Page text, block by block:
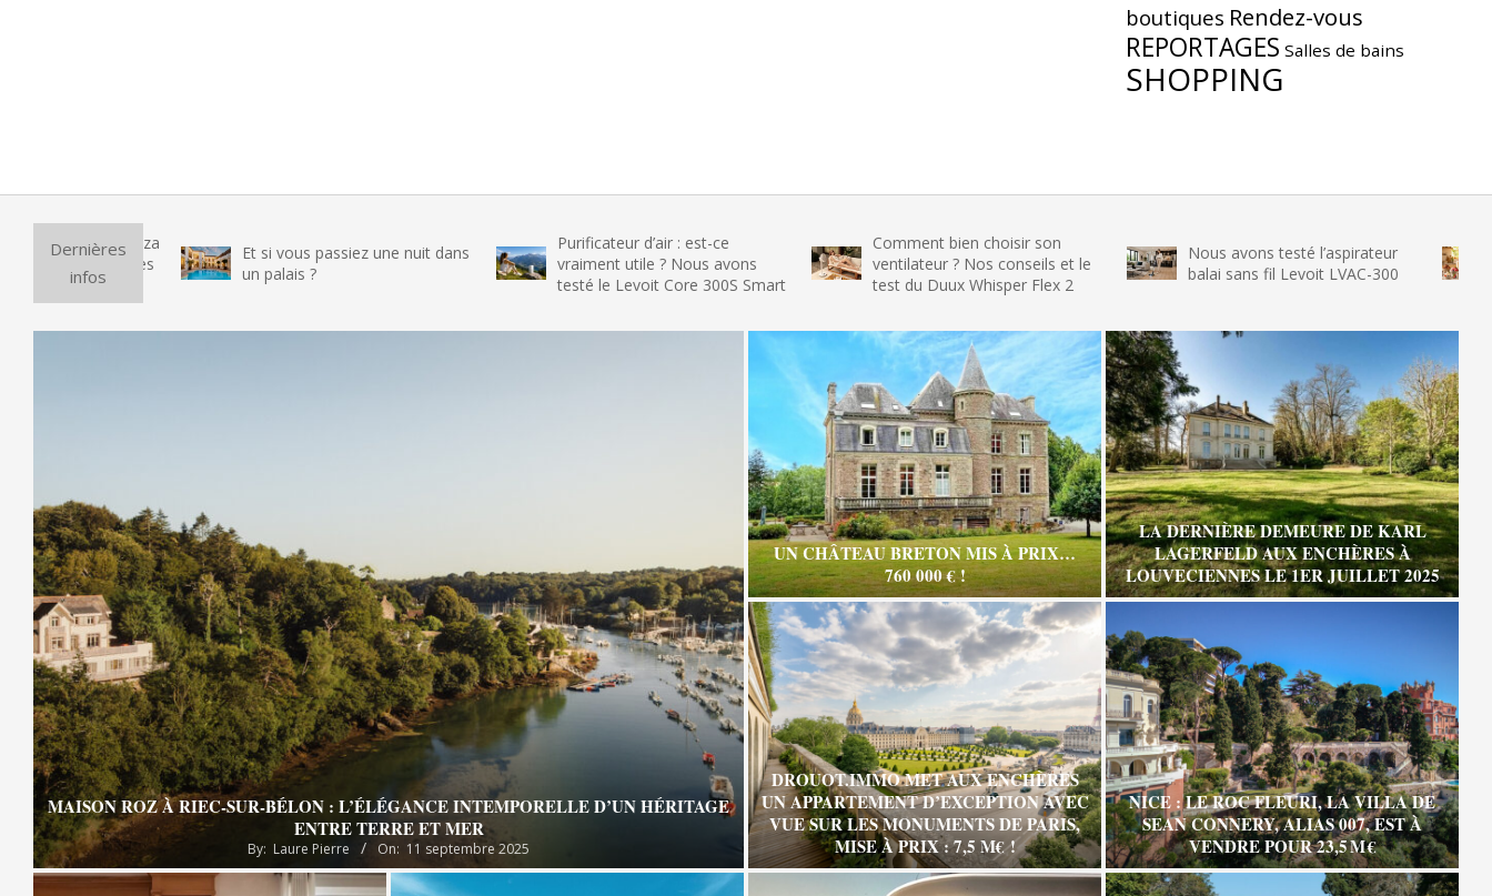
boutiques Rendez-vous
REPORTAGES Salles de bains
SHOPPING
Dernières
infos
Et si vous passiez une nuit dans
un palais ?
Purificateur d’air : est-ce
vraiment utile ? Nous avons
testé le Levoit Core 300S Smart
Comment bien choisir son
ventilateur ? Nos conseils et le
test du Duux Whisper Flex 2
Nous avons testé l’aspirateur
balai sans fil Levoit LVAC-300
Nous
glace
MAISON ROZ À RIEC-SUR-BÉLON : L’ÉLÉGANCE INTEMPORELLE D’UN HÉRITAGE
ENTRE TERRE ET MER
By: Laure Pierre On: 11 septembre 2025
UN CHÂTEAU BRETON MIS À PRIX…
760 000 € !
LA DERNIÈRE DEMEURE DE KARL
LAGERFELD AUX ENCHÈRES À
LOUVECIENNES LE 1ER JUILLET 2025
DROUOT.IMMO MET AUX ENCHÈRES
UN APPARTEMENT D’EXCEPTION AVEC
VUE SUR LES MONUMENTS DE PARIS,
MISE À PRIX : 7,5 M€ !
NICE : LE ROC FLEURI, LA VILLA DE
SEAN CONNERY, ALIAS 007, EST À
VENDRE POUR 23,5 M €